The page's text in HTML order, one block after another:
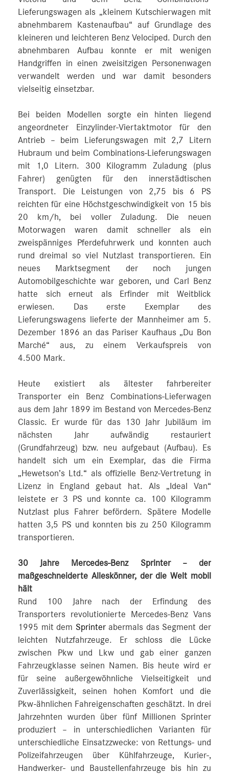
Lieferungswagen als „kleinem Kutschierwagen mit
abnehmbarem Kastenaufbau“ auf Grundlage des
kleineren und leichteren Benz Velociped. Durch den
abnehmbaren Aufbau konnte er mit wenigen
Handgriffen in einen zweisitzigen Personenwagen
verwandelt werden und war damit besonders
vielseitig einsetzbar.
Bei beiden Modellen sorgte ein hinten liegend
angeordneter Einzylinder-Viertaktmotor für den
Antrieb – beim Lieferungswagen mit 2,7 Litern
Hubraum und beim Combinations-Lieferungswagen
mit 1,0 Litern. 300 Kilogramm Zuladung (plus
Fahrer) genügten für den innerstädtischen
Transport. Die Leistungen von 2,75 bis 6 PS
reichten für eine Höchstgeschwindigkeit von 15 bis
20 km/h, bei voller Zuladung. Die neuen
Motorwagen waren damit schneller als ein
zweispänniges Pferdefuhrwerk und konnten auch
rund dreimal so viel Nutzlast transportieren. Ein
neues Marktsegment der noch jungen
Automobilgeschichte war geboren, und Carl Benz
hatte sich erneut als Erfinder mit Weitblick
erwiesen. Das erste Exemplar des
Lieferungswagens lieferte der Mannheimer am 5.
Dezember 1896 an das Pariser Kaufhaus „Du Bon
Marché“ aus, zu einem Verkaufspreis von
4.500 Mark.
Heute existiert als ältester fahrbereiter
Transporter ein Benz Combinations-Lieferwagen
aus dem Jahr 1899 im Bestand von Mercedes-Benz
Classic. Er wurde für das 130 Jahr Jubiläum im
nächsten Jahr aufwändig restauriert
(Grundfahrzeug) bzw. neu aufgebaut (Aufbau). Es
handelt sich um ein Exemplar, das die Firma
„Hewetson’s Ltd.“ als offizielle Benz-Vertretung in
Lizenz in England gebaut hat. Als „Ideal Van“
leistete er 3 PS und konnte ca. 100 Kilogramm
Nutzlast plus Fahrer befördern. Spätere Modelle
hatten 3,5 PS und konnten bis zu 250 Kilogramm
transportieren.
30 Jahre Mercedes-Benz Sprinter – der
maßgeschneiderte Alleskönner, der die Welt mobil
hält
Rund 100 Jahre nach der Erfindung des
Transporters revolutionierte Mercedes-Benz Vans
1995 mit dem Sprinterabermals das Segment der
leichten Nutzfahrzeuge. Er schloss die Lücke
zwischen Pkw und Lkw und gab einer ganzen
Fahrzeugklasse seinen Namen. Bis heute wird er
für seine außergewöhnliche Vielseitigkeit und
Zuverlässigkeit, seinen hohen Komfort und die
Pkw-ähnlichen Fahreigenschaften geschätzt. In drei
Jahrzehnten wurden über fünf Millionen Sprinter
produziert – in unterschiedlichen Varianten für
unterschiedliche Einsatzzwecke: von Rettungs- und
Polizeifahrzeugen über Kühlfahrzeuge, Kurier-,
Handwerker- und Baustellenfahrzeuge bis hin zu